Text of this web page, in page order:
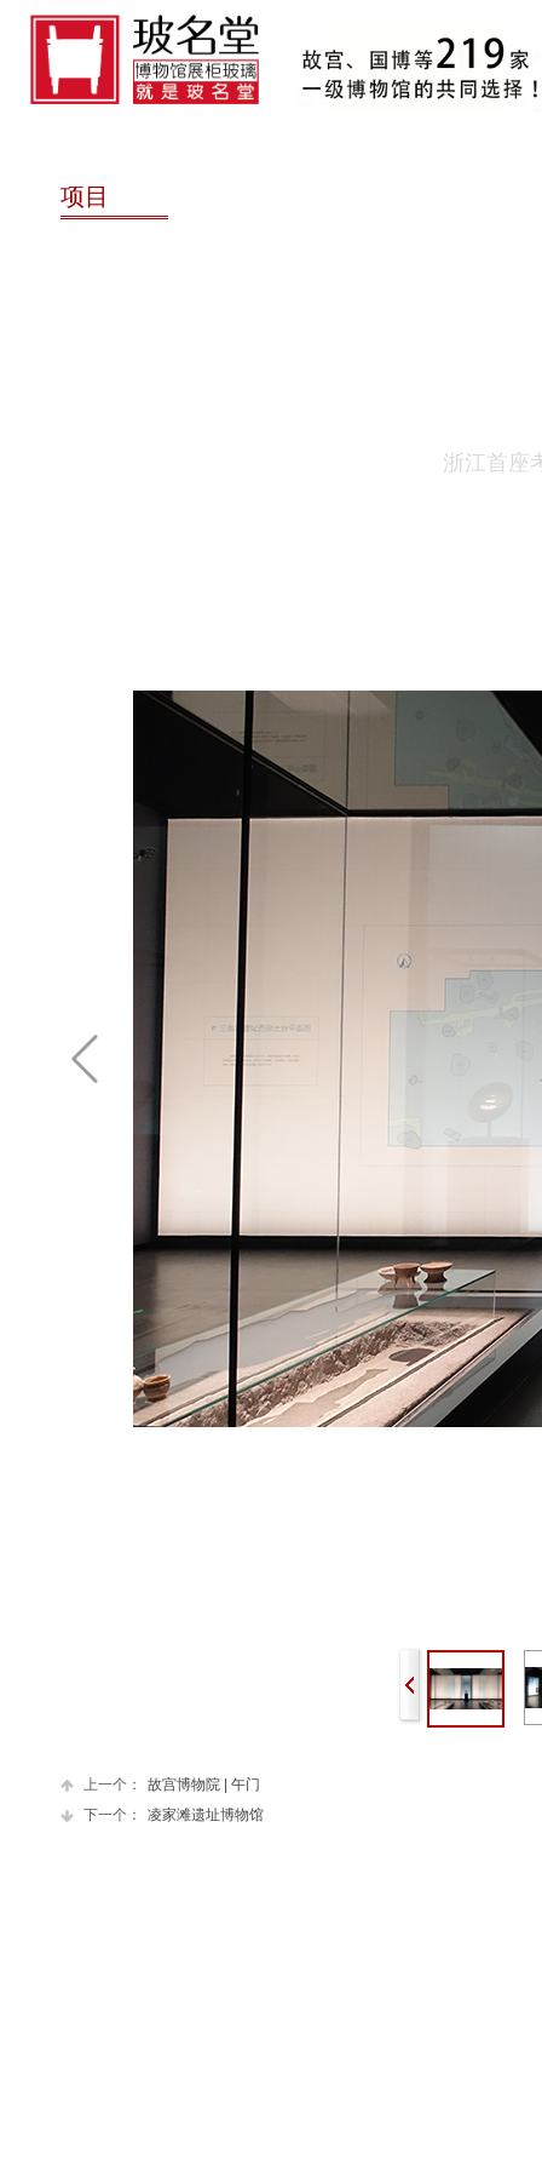
项目
浙江首座
上一个：
故宫博物院 | 午门
下一个：
凌家滩遗址博物馆